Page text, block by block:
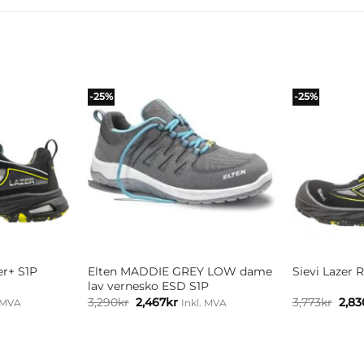
S1P
-25%
Elten MADDIE GREY LOW dame
lav vernesko ESD S1P
3,290kr Opprinnelig
pris
2,467krNåværende
Inkl. MVA
-25%
Sievi Lazer
3,773kr
pris